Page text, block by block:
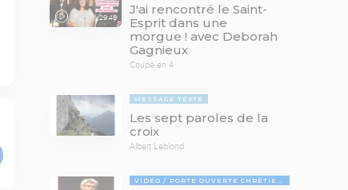
29:46
J'ai rencontré le Saint-
Esprit dans une
morgue ! avec Deborah
Gagnieux
Coupé en 4
MESSAGE TEXTE
Les sept paroles de la
croix
Albert Leblond
VIDÉO PORTE OUVERTE CHRÉTIENNE